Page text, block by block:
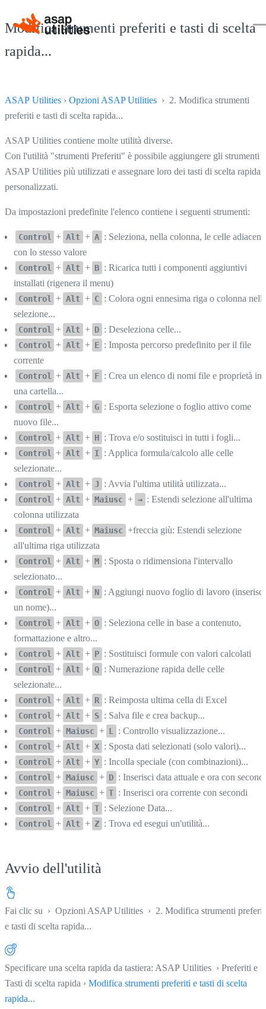
Modifica strumenti preferiti e tasti di scelta
rapida...
ASAP Utilities › Opzioni ASAP Utilities › 2. Modifica strumenti
preferiti e tasti di scelta rapida...
ASAP Utilities contiene molte utilità diverse.
Con l'utilità "strumenti Preferiti" è possibile aggiungere gli strumenti
ASAP Utilities più utilizzati e assegnare loro dei tasti di scelta rapida
personalizzati.
Da impostazioni predefinite l'elenco contiene i seguenti strumenti:
Control + Alt + A : Seleziona, nella colonna, le celle adiacenti
con lo stesso valore
Control + Alt + B : Ricarica tutti i componenti aggiuntivi
installati (rigenera il menu)
Control + Alt + C : Colora ogni ennesima riga o colonna
selezione...
Control + Alt + D : Deseleziona celle...
Control + Alt + E : Imposta percorso predefinito per il file
corrente
Control + Alt + F : Crea un elenco di nomi file e proprietà in
una cartella...
Control + Alt + G : Esporta selezione o foglio attivo come
nuovo file...
Control + Alt + H : Trova e/o sostituisci in tutti i fogli...
Control + Alt + I : Applica formula/calcolo alle celle
selezionate...
Control + Alt + J : Avvia l'ultima utilità utilizzata...
Control + Alt + Maiusc + → : Estendi selezione all'ultima
colonna utilizzata
Control + Alt + Maiusc +freccia giù: Estendi selezione
all'ultima riga utilizzata
Control + Alt + M : Sposta o ridimensiona l'intervallo
selezionato...
Control + Alt + N : Aggiungi nuovo foglio di lavoro (inserisci
un nome)...
Control + Alt + O : Seleziona celle in base a contenuto,
formattazione e altro...
Control + Alt + P : Sostituisci formule con valori calcolati
Control + Alt + Q : Numerazione rapida delle celle
selezionate...
Control + Alt + R : Reimposta ultima cella di Excel
Control + Alt + S : Salva file e crea backup...
Control + Maiusc + L : Controllo visualizzazione...
Control + Alt + X : Sposta dati selezionati (solo valori)...
Control + Alt + Y : Incolla speciale (con combinazioni)...
Control + Maiusc + D : Inserisci data attuale e ora con secondi
Control + Maiusc + T : Inserisci ora corrente con secondi
Control + Alt + T : Selezione Data...
Control + Alt + Z : Trova ed esegui un'utilità...
Avvio dell'utilità
Fai clic su › Opzioni ASAP Utilities › 2. Modifica strumenti
e tasti di scelta rapida...
Specificare una scelta rapida da tastiera: ASAP Utilities › Preferiti e
Tasti di scelta rapida › Modifica strumenti preferiti e tasti di scelta
rapida...